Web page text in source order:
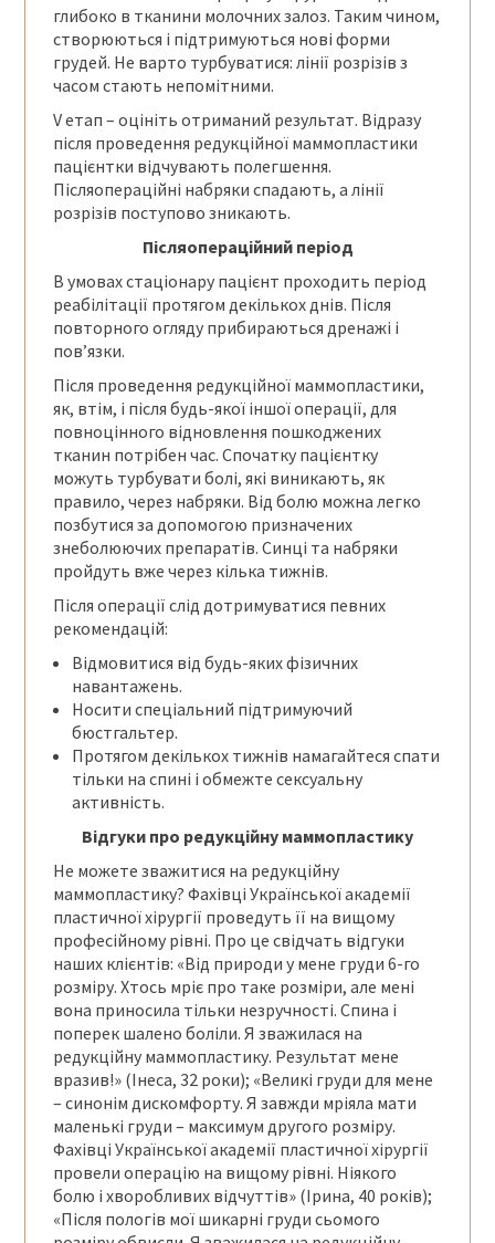
глибоко в тканини молочних залоз. Таким чином,
створюються і підтримуються нові форми
грудей. Не варто турбуватися: лінії розрізів з
часом стають непомітними.
V етап – оцініть отриманий результат. Відразу
після проведення редукційної маммопластики
пацієнтки відчувають полегшення.
Післяопераційні набряки спадають, а лінії
розрізів поступово зникають.
Післяопераційний період
В умовах стаціонару пацієнт проходить період
реабілітації протягом декількох днів. Після
повторного огляду прибираються дренажі і
пов’язки.
Після проведення редукційної маммопластики,
як, втім, і після будь-якої іншої операції, для
повноцінного відновлення пошкоджених
тканин потрібен час. Спочатку пацієнтку
можуть турбувати болі, які виникають, як
правило, через набряки. Від болю можна легко
позбутися за допомогою призначених
знеболюючих препаратів. Синці та набряки
пройдуть вже через кілька тижнів.
Після операції слід дотримуватися певних
рекомендацій:
Відмовитися від будь-яких фізичних
навантажень.
Носити спеціальний підтримуючий
бюстгальтер.
Протягом декількох тижнів намагайтеся спати
тільки на спині і обмежте сексуальну
активність.
Відгуки про редукційну маммопластику
Не можете зважитися на редукційну
маммопластику? Фахівці Української академії
пластичної хірургії проведуть її на вищому
професійному рівні. Про це свідчать відгуки
наших клієнтів: «Від природи у мене груди 6-го
розміру. Хтось мріє про таке розміри, але мені
вона приносила тільки незручності. Спина і
поперек шалено боліли. Я зважилася на
редукційну маммопластику. Результат мене
вразив!» (Інеса, 32 роки); «Великі груди для мене
– синонім дискомфорту. Я завжди мріяла мати
маленькі груди – максимум другого розміру.
Фахівці Української академії пластичної хірургії
провели операцію на вищому рівні. Ніякого
болю і хворобливих відчуттів» (Ірина, 40 років);
«Після пологів мої шикарні груди сьомого